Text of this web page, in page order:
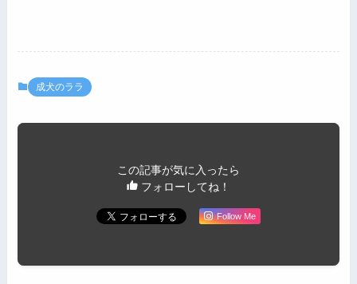
成犬のララ
この記事が気に入ったら
フォローしてね！
Follow Me